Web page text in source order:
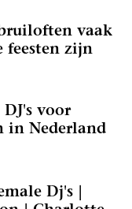
vaak
feesten zijn
voor
in Nederland
Dj's |